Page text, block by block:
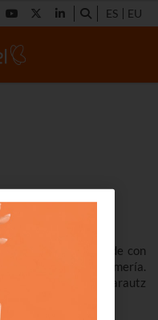
ES EU
y
su Semana Grande con
artificiales o romería.
las Fiestas en Zarautz
nada.